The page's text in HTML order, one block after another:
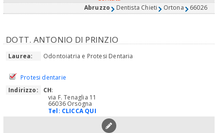
Abruzzo Dentista Chieti Ortona 66026
DOTT. ANTONIO DI PRINZIO
Laurea: Odontoiatria e Protesi Dentaria
Protesi dentarie
Indirizzo:
CH:
via F. Tenaglia 11
66036 Orsogna
Tel: CLICCA QUI